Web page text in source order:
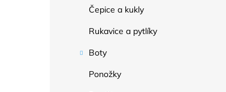
Čepice a kukly
Rukavice a pytlíky
Boty
Ponožky